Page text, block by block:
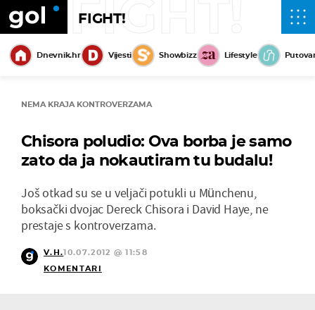
FIGHT!
FIGHT!
Dnevnik.hr Vijesti Showbizz Lifestyle
NEMA KRAJA KONTROVERZAMA
Chisora poludio: Ova borba je samo
zato da ja nokautiram tu budalu!
Još otkad su se u veljači potukli u Münchenu,
boksački dvojac Dereck Chisora i David Haye, ne
prestaje s kontroverzama.
V.H.10.07.2012 @ 11:58
KOMENTARI